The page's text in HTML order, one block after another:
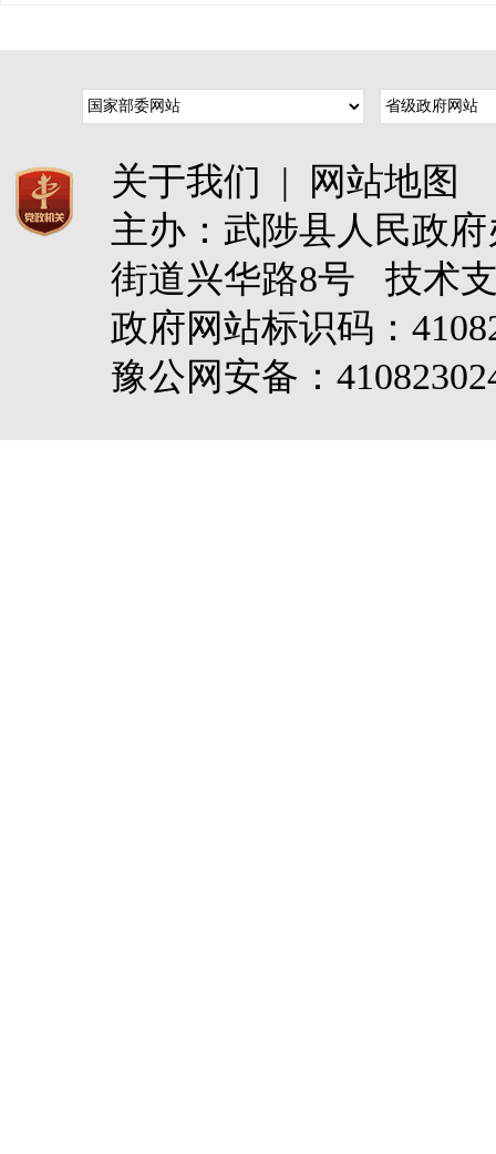
关于我们 |
网站地图
主办：武陟县人民政
街道兴华路8号 技术
政府网站标识码：
豫公网安备：